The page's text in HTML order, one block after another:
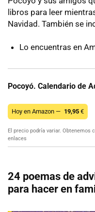
libros para leer
Navidad. También se
Lo encuentras en
Pocoyó. Calendario de
Hoy en Amazon — 19,95 €
El precio podría variar. Obtenemos
enlaces
24 poemas de
para hacer en